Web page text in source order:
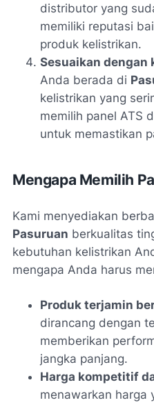
distributor yang
memiliki reputasi
produk kelistrikan.
Sesuaikan dengan
Anda berada di
kelistrikan yang
memilih panel ATS
untuk memastikan
Mengapa Memilih
Kami menyediakan
Pasuruan berkualitas
kebutuhan kelistrikan
mengapa Anda harus
Produk terjamin
dirancang dengan
memberikan
jangka panjang.
Harga kompetitif
menawarkan harga